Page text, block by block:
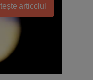
articolul